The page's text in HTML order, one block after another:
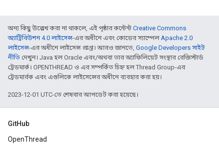
অন্য কিছু উল্লেখ করা না থাকলে, এই পৃষ্ঠার কন্টেন্ট Creative Commons
অ্যাট্রিবিউশন 4.0 লাইসেন্স-এর অধীনে এবং কোডের স্যাম্পেলApache 2.0
লাইসেন্স-এর অধীনে লাইসেন্স প্রাপ্ত। আরও জানতে, Google Developers সাইট
নীতি দেখুন। Java হল Oracle এবং/অথবা তার অ্যাফিলিয়েট সংস্থার রেজিস্টার্ড
ট্রেডমার্ক। OPENTHREAD ও এর সম্পর্কিত চিহ্ন হল Thread Group-এর
ট্রেডমার্রক এবং এগুলিকে লাইসেন্সের অধীনে ব্যবহার করা হয়।
2023-12-01 UTC-তে শেষবার আপডেট করা হয়েছে।
GitHub
OpenThread